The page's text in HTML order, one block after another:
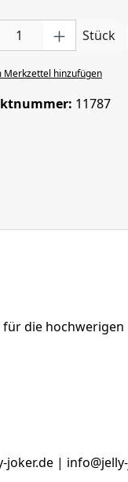
Anzahl: Gib denStück
Merkzettel hinzufügen
11787
die hochwerigen
|